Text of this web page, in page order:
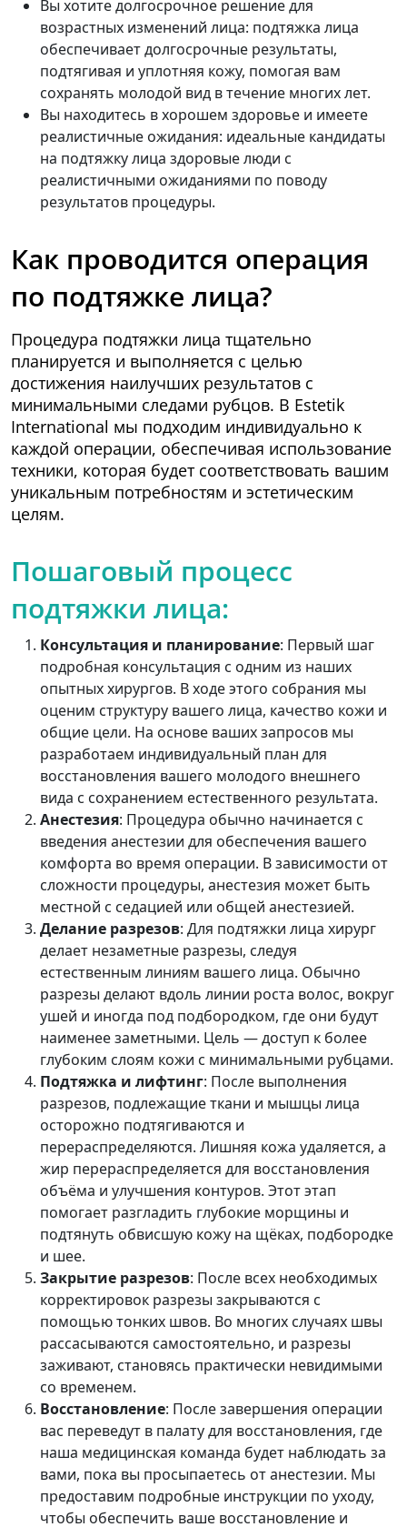
Вы хотите долгосрочное решение для
возрастных изменений лица: подтяжка лица
обеспечивает долгосрочные результаты,
подтягивая и уплотняя кожу, помогая вам
сохранять молодой вид в течение многих лет.
Вы находитесь в хорошем здоровье и имеете
реалистичные ожидания: идеальные кандидаты
на подтяжку лица здоровые люди с
реалистичными ожиданиями по поводу
результатов процедуры.
Как проводится операция
по подтяжке лица?
Процедура подтяжки лица тщательно
планируется и выполняется с целью
достижения наилучших результатов с
минимальными следами рубцов. В Estetik
International мы подходим индивидуально к
каждой операции, обеспечивая использование
техники, которая будет соответствовать вашим
уникальным потребностям и эстетическим
целям.
Пошаговый процесс
подтяжки лица:
Консультация и планирование: Первый шаг
подробная консультация с одним из наших
опытных хирургов. В ходе этого собрания мы
оценим структуру вашего лица, качество кожи и
общие цели. На основе ваших запросов мы
разработаем индивидуальный план для
восстановления вашего молодого внешнего
вида с сохранением естественного результата.
Анестезия: Процедура обычно начинается с
введения анестезии для обеспечения вашего
комфорта во время операции. В зависимости от
сложности процедуры, анестезия может быть
местной с седацией или общей анестезией.
Делание разрезов: Для подтяжки лица хирург
делает незаметные разрезы, следуя
естественным линиям вашего лица. Обычно
разрезы делают вдоль линии роста волос, вокруг
ушей и иногда под подбородком, где они будут
наименее заметными. Цель — доступ к более
глубоким слоям кожи с минимальными рубцами.
Подтяжка и лифтинг: После выполнения
разрезов, подлежащие ткани и мышцы лица
осторожно подтягиваются и
перераспределяются. Лишняя кожа удаляется, а
жир перераспределяется для восстановления
объёма и улучшения контуров. Этот этап
помогает разгладить глубокие морщины и
подтянуть обвисшую кожу на щёках, подбородке
и шее.
Закрытие разрезов: После всех необходимых
корректировок разрезы закрываются с
помощью тонких швов. Во многих случаях швы
рассасываются самостоятельно, и разрезы
заживают, становясь практически невидимыми
со временем.
Восстановление: После завершения операции
вас переведут в палату для восстановления, где
наша медицинская команда будет наблюдать за
вами, пока вы просыпаетесь от анестезии. Мы
предоставим подробные инструкции по уходу,
чтобы обеспечить ваше восстановление и